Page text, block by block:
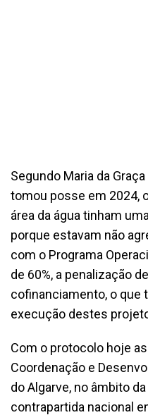
Segundo Maria da
tomou posse em 2024,
área da água tinham
porque estavam não
com o Programa
de 60%, a penalização
cofinanciamento, o que
execução destes
Com o protocolo hoje
Coordenação e
do Algarve, no âmbito
contrapartida nacional